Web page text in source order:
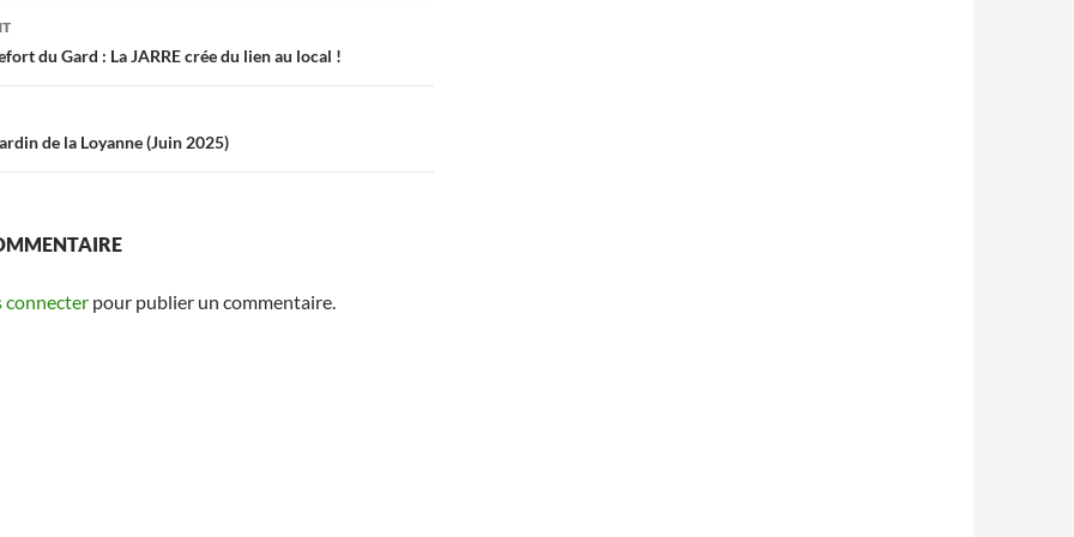
du Gard : La JARRE crée du lien au local !
de la Loyanne (Juin 2025)
connecter pour publier un commentaire.